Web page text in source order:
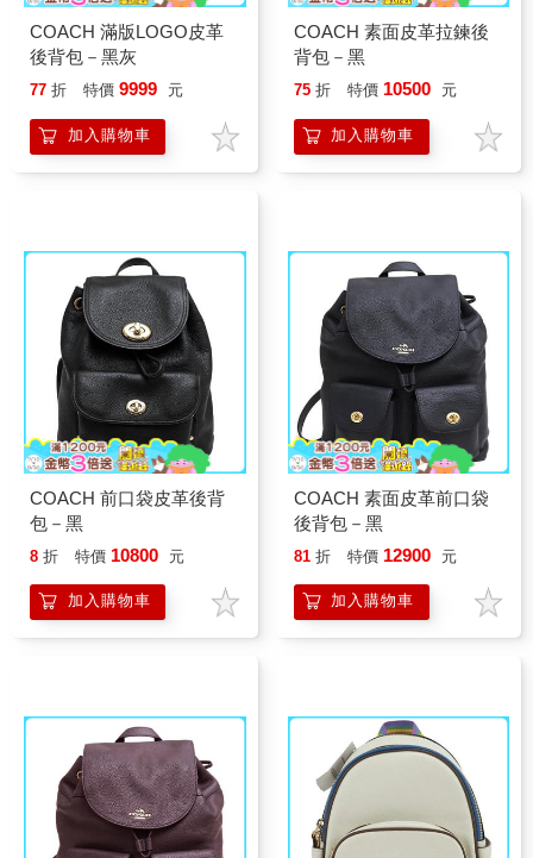
COACH 滿版LOGO皮革
後背包－黑灰
77 折 特價 9999 元
加入購物車
COACH 素面皮革拉鍊後
背包－黑
75 折 特價 10500 元
加入購物車
COACH 前口袋皮革後背
包－黑
8 折 特價 10800 元
加入購物車
COACH 素面皮革前口袋
後背包－黑
81 折 特價 12900 元
加入購物車